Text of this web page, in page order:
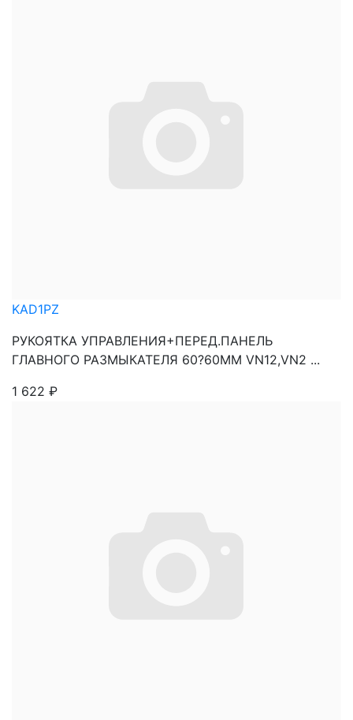
KAD1PZ
РУКОЯТКА УПРАВЛЕНИЯ+ПЕРЕД.ПАНЕЛЬ
ГЛАВНОГО РАЗМЫКАТЕЛЯ 60?60ММ VN12,VN2 ...
1 622 ₽